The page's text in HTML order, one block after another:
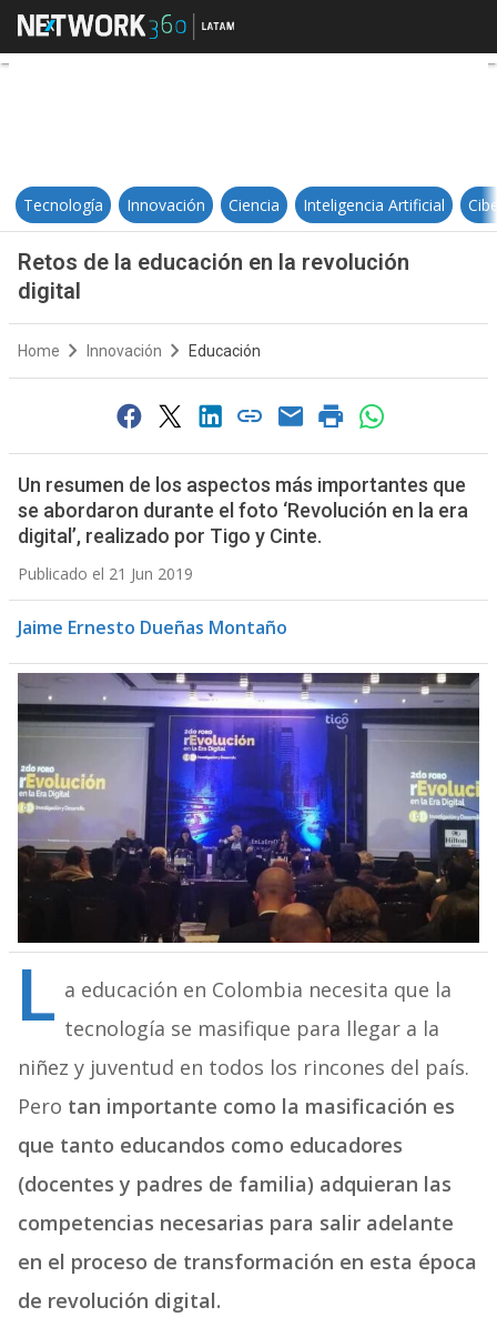
Retos de la educación en la
Tecnología Innovación Ciencia Inteligencia Artificial
Retos de la educación en la revolución
digital
Home Innovación Educación
Un resumen de los aspectos más importantes que
se abordaron durante el foto ‘Revolución en la era
digital’, realizado por Tigo y Cinte.
Publicado el 21 Jun 2019
Jaime Ernesto Dueñas Montaño
L a educación en Colombia necesita que la
tecnología se masifique para llegar a la
niñez y juventud en todos los rincones del país.
Pero tan importante como la masificación es
que tanto educandos como educadores
(docentes y padres de familia) adquieran las
competencias necesarias para salir adelante
en el proceso de transformación en esta época
de revolución digital.